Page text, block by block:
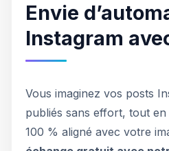
Envie
Instagram
Vous imaginez vos posts
publiés sans effort, tout en
100 % aligné avec votre